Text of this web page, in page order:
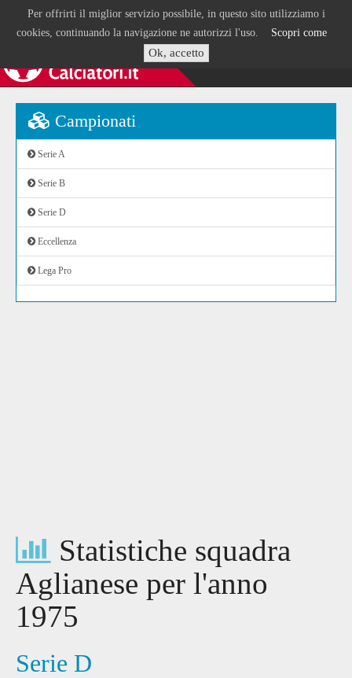
Per offrirti il miglior servizio possibile, in questo sito utilizziamo i
cookies, continuando la navigazione ne autorizzi l'uso. Scopri come
Ok, accetto
Campionati
Serie A
Serie B
Serie D
Eccellenza
Lega Pro
Statistiche squadra
Aglianese per l'anno
1975
Serie D